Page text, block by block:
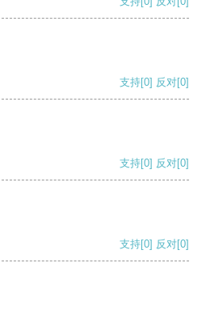
支持[0] 反对[0]
支持[0] 反对[0]
支持[0] 反对[0]